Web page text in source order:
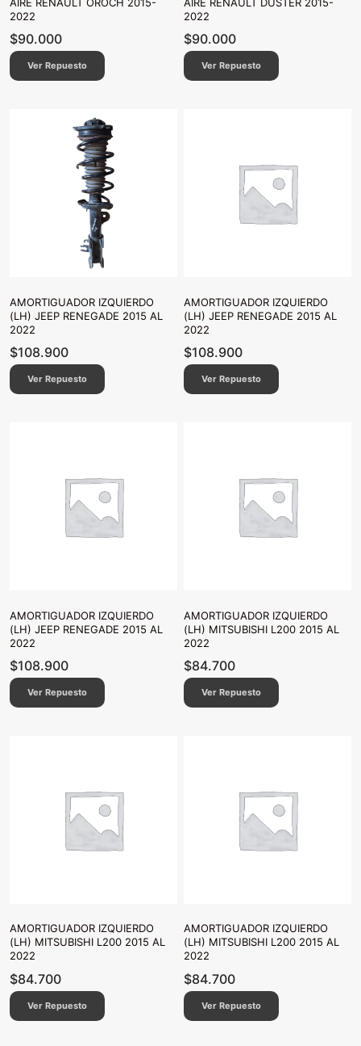
2022
$90.000
Ver Repuesto
2022
$90.000
Ver Repuesto
AMORTIGUADOR IZQUIERDO
(LH) JEEP RENEGADE 2015 AL
2022
$108.900
Ver Repuesto
AMORTIGUADOR IZQUIERDO
(LH) JEEP RENEGADE 2015 AL
2022
$108.900
Ver Repuesto
AMORTIGUADOR IZQUIERDO
(LH) JEEP RENEGADE 2015 AL
2022
$108.900
Ver Repuesto
AMORTIGUADOR IZQUIERDO
(LH) MITSUBISHI L200 2015 AL
2022
$84.700
Ver Repuesto
AMORTIGUADOR IZQUIERDO
(LH) MITSUBISHI L200 2015 AL
2022
$84.700
Ver Repuesto
AMORTIGUADOR IZQUIERDO
(LH) MITSUBISHI L200 2015 AL
2022
$84.700
Ver Repuesto